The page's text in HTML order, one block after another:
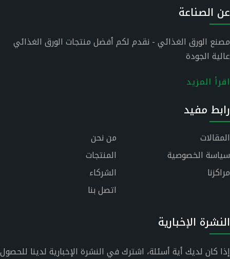
عن الصناعة
مصنع الورق الغذائي - نقدم لكم أفضل منتجات الورق الغذائي
عالية الجودة
اقرأ المزيد
رابط مفيد
من نحن
المقالات
المنتجات
سياسة الخصوصية
الشركاء
مراكزنا
اتصل بنا
النشرة الإخبارية
إذا كان لديك أية أسئلة، اشترك في النشرة الإخبارية لدينا للحصول